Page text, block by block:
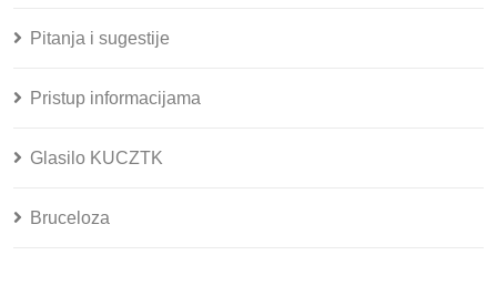
Pitanja i sugestije
Pristup informacijama
Glasilo KUCZTK
Bruceloza